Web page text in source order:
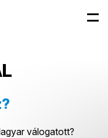
válogatott?